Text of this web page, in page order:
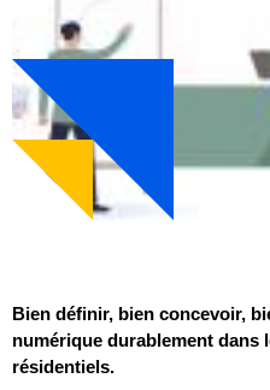
Bien définir, bien concevoir,
numérique durablement dans
résidentiels.